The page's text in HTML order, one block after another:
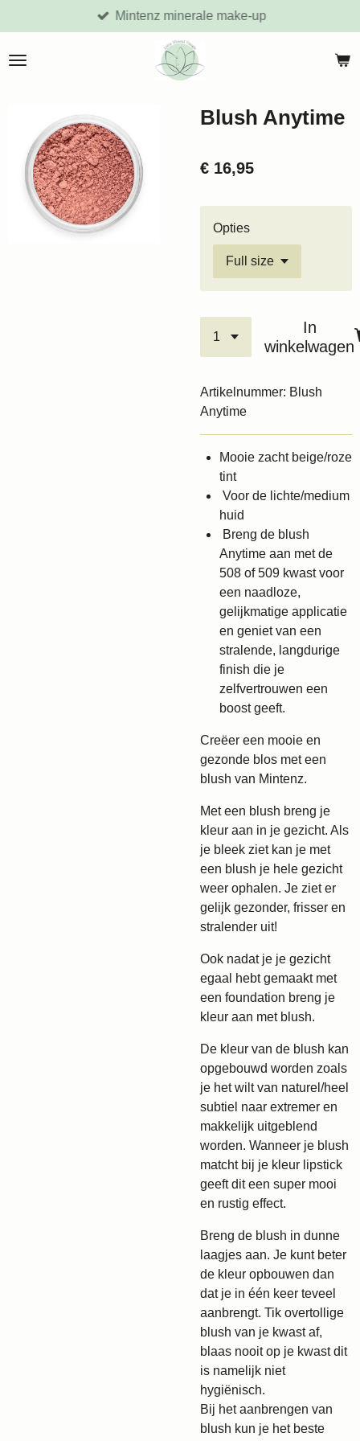
direct
naar
Mintenz minerale make-up
Blush Anytime
€ 16,95
Opties
In
winkelwagen
Artikelnummer: Blush
Anytime
Mooie zacht beige/roze
tint
Voor de lichte/medium
huid
Breng de blush
Anytime aan met de
508 of 509 kwast voor
een naadloze,
gelijkmatige applicatie
en geniet van een
stralende, langdurige
finish die je
zelfvertrouwen een
boost geeft.
Creëer een mooie en
gezonde blos met een
blush van Mintenz.
Met een blush breng je
kleur aan in je gezicht. Als
je bleek ziet kan je met
een blush je hele gezicht
weer ophalen. Je ziet er
gelijk gezonder, frisser en
stralender uit!
Ook nadat je je gezicht
egaal hebt gemaakt met
een foundation breng je
kleur aan met blush.
De kleur van de blush kan
opgebouwd worden zoals
je het wilt van naturel/heel
subtiel naar extremer en
makkelijk uitgeblend
worden. Wanneer je blush
matcht bij je kleur lipstick
geeft dit een super mooi
en rustig effect.
Breng de blush in dunne
laagjes aan. Je kunt beter
de kleur opbouwen dan
dat je in één keer teveel
aanbrengt. Tik overtollige
blush van je kwast af,
blaas nooit op je kwast dit
is namelijk niet
hygiënisch.
Bij het aanbrengen van
blush kun je het beste